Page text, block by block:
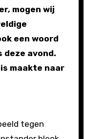
mogen wij
een woord
deze avond.
maakte naar
tegen